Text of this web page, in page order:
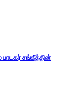
பாடகர் சங்கீத்தின்